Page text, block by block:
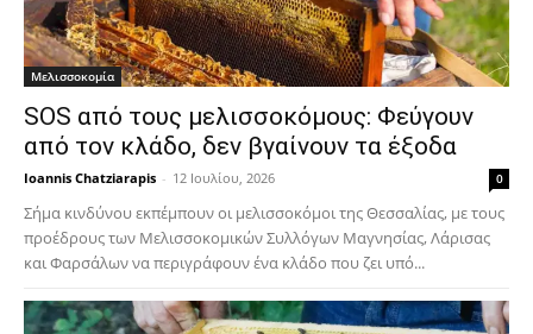
Μελισσοκομία
SOS από τους μελισσοκόμους: Φεύγουν
από τον κλάδο, δεν βγαίνουν τα έξοδα
Ioannis Chatziarapis - 12 Ιουλίου, 2026 0
Σήμα κινδύνου εκπέμπουν οι μελισσοκόμοι της Θεσσαλίας, με τους
προέδρους των Μελισσοκομικών Συλλόγων Μαγνησίας, Λάρισας
και Φαρσάλων να περιγράφουν ένα κλάδο που ζει υπό...